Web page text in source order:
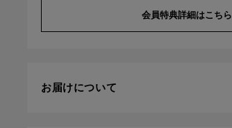
会員特典詳細はこちら
お届けについて